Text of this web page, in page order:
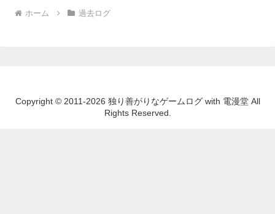
ホーム 過去ログ
Copyright © 2011-2026 独り善がりなゲームログ with 電漫堂 All
Rights Reserved.